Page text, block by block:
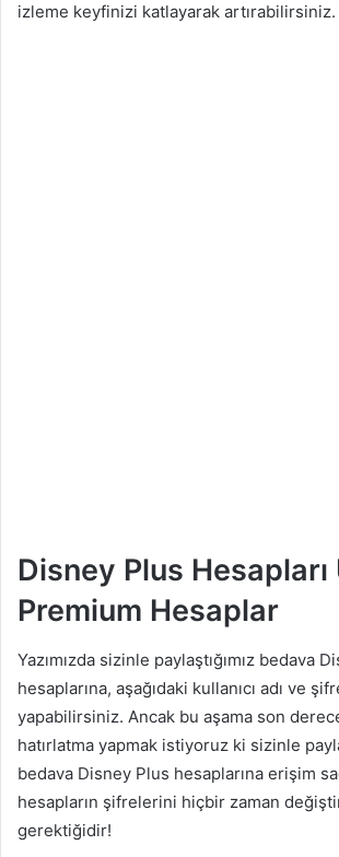
izleme keyfinizi katlayarak artırabilirsiniz.
Disney Plus
Premium Hesaplar
Yazımızda sizinle paylaştığımız bedava
hesaplarına, aşağıdaki kullanıcı adı ve
yapabilirsiniz. Ancak bu aşama son
hatırlatma yapmak istiyoruz ki sizinle
bedava Disney Plus hesaplarına erişim
hesapların şifrelerini hiçbir zaman
gerektiğidir!